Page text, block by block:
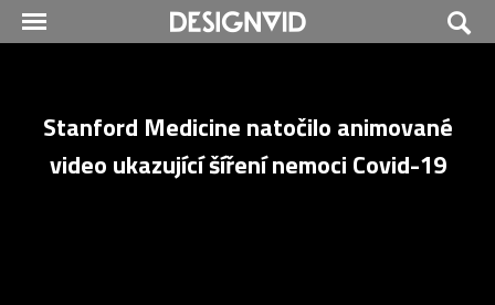
Stanford Medicine natočilo animované
video ukazující šíření nemoci Covid-19